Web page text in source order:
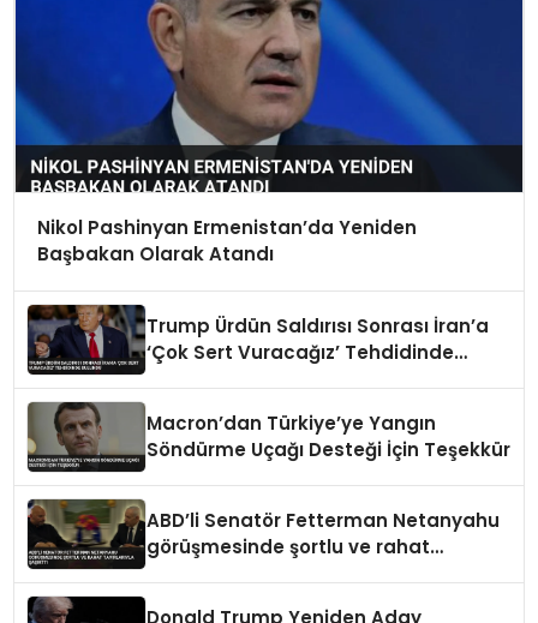
Nikol Pashinyan Ermenistan’da Yeniden
Başbakan Olarak Atandı
Trump Ürdün Saldırısı Sonrası İran’a
‘Çok Sert Vuracağız’ Tehdidinde
Macron’dan Türkiye’ye Yangın
Söndürme Uçağı Desteği İçin Teşekkür
ABD’li Senatör Fetterman Netanyahu
görüşmesinde şortlu ve rahat
Donald Trump Yeniden Aday